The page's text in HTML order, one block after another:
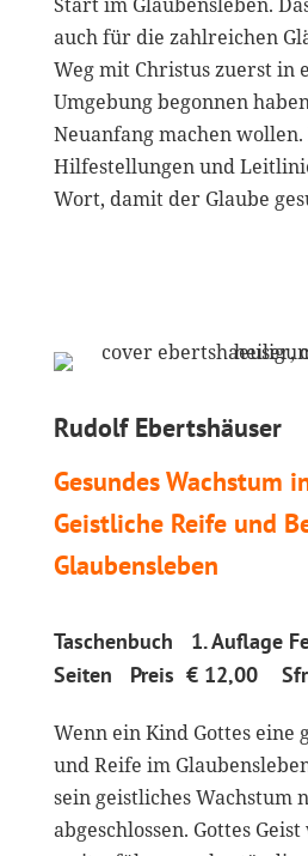
auch für die zahlreichen
Weg mit Christus zuerst in
Umgebung begonnen
Neuanfang machen wollen.
Hilfestellungen und
Wort, damit der Glaube
Rudolf Ebertshäuser
Gesundes Wachstum
Geistliche Reife und
Glaubensleben
Taschenbuch 1. Auflage
Seiten Preis € 12,00
Wenn ein Kind Gottes eine
und Reife im
sein geistliches Wachstum
abgeschlossen. Gottes